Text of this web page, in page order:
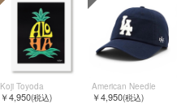
Koji Toyoda
￥4,950(税込)
American Needle
￥4,950(税込)